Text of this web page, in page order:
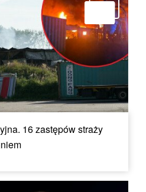
16 zastępów straży